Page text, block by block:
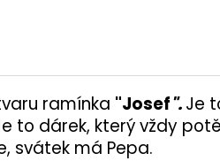
ramínka "Josef".Je
to dárek, který vždy
svátek má Pepa.